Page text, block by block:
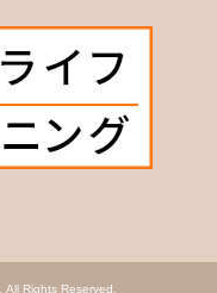
. All Rights Reserved.